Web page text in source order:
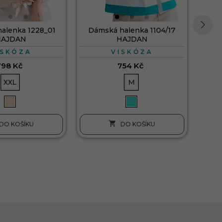
1228_01
Kč
XXL
DO KOŠÍKU
Dámská halenka 1104/17
HAJDAN
VISKÓZA
754 Kč
M
 DO KOŠÍKU